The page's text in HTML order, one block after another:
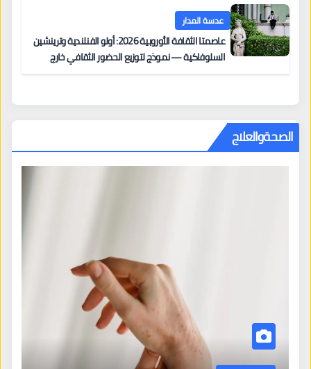
عدسة المدار
عاصمتا الثقافة الأوروبية 2026: أولو الفنلندية وترينشين
السلوفاكية — نموذج لتوزيع الحضور الثقافي خارج
الصحةوالعلاج
الصحة والعلاج